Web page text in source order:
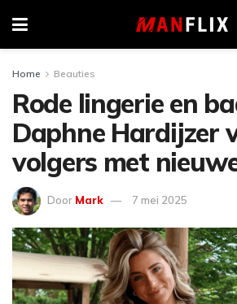
Home Beauties
Rode lingerie en
Daphne Hardijzer
volgers met
Door Mark 7 mei 2025